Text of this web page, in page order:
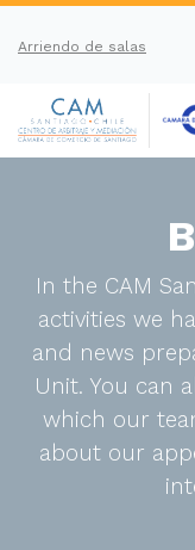
Arriendo de salas
In the CAM
activities we
and news
Unit. You can
which our
about our